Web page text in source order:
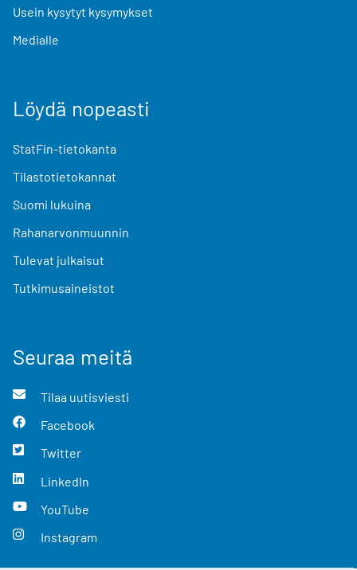
Usein kysytyt kysymykset
Medialle
Löydä nopeasti
StatFin-tietokanta
Tilastotietokannat
Suomi lukuina
Rahanarvonmuunnin
Tulevat julkaisut
Tutkimusaineistot
Seuraa meitä
Tilaa uutisviesti
Facebook
Twitter
LinkedIn
YouTube
Instagram